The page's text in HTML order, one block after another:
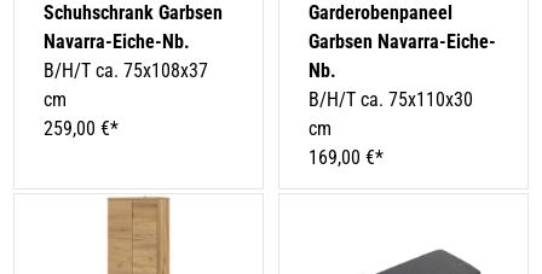
Schuhschrank Garbsen
Navarra-Eiche-Nb.
B/H/T ca. 75x108x37
cm
259,00 €*
Garderobenpaneel
Garbsen Navarra-Eiche-
Nb.
B/H/T ca. 75x110x30
cm
169,00 €*